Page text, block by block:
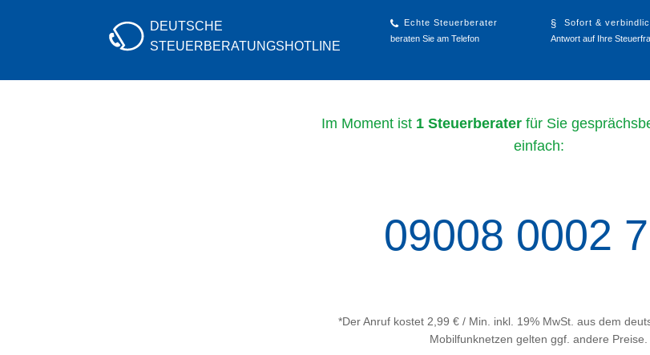
DEUTSCHE
STEUERBERATUNGSHOTLINE
Echte Steuerberater
beraten Sie am Telefon
Sofort &
Antwort auf Ihre
Im Moment ist 1 Steuerberater für Sie
einfach:
09008 0002
*Der Anruf kostet 2,99 € / Min. inkl. 19% MwSt. aus dem
Mobilfunknetzen gelten ggf. andere Preise.